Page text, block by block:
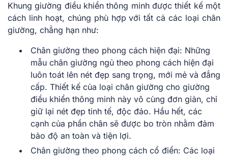
Khung giường điều khiển thông minh được thiết kế một
cách linh hoạt, chúng phù hợp với tất cả các loại chân
giường, chẳng hạn như:
Chân giường theo phong cách hiện đại: Những
mẫu chân giường ngủ theo phong cách hiện đại
luôn toát lên nét đẹp sang trọng, mới mẻ và đẳng
cấp. Thiết kế của loại chân giường cho giường
điều khiển thông minh này vô cùng đơn giản, chỉ
giữ lại nét đẹp tinh tế, độc đáo. Hầu hết, các
cạnh của phần chân sẽ được bo tròn nhằm đảm
bảo độ an toàn và tiện lợi.
Chân giường theo phong cách cổ điển: Các loại